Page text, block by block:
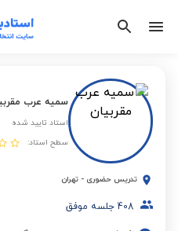
سمیه عرب
استاد تایید شده
سطح استاد:
تدریس حضوری - تهران
408 جلسه موفق